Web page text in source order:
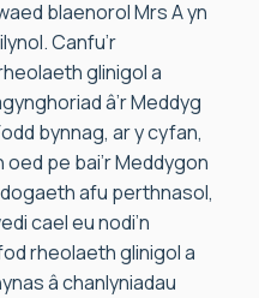
blaenorol Mrs A yn
Canfu’r
glinigol a
â’r Meddyg
bynnag, ar y cyfan,
oed pe bai’r Meddygon
afu perthnasol,
cael eu nodi’n
rheolaeth glinigol a
â chanlyniadau